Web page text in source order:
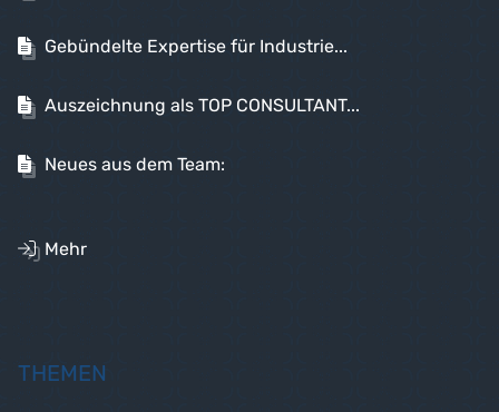
Gebündelte Expertise für Industrie...
Auszeichnung als TOP CONSULTANT...
Neues aus dem Team:
Mehr
THEMEN